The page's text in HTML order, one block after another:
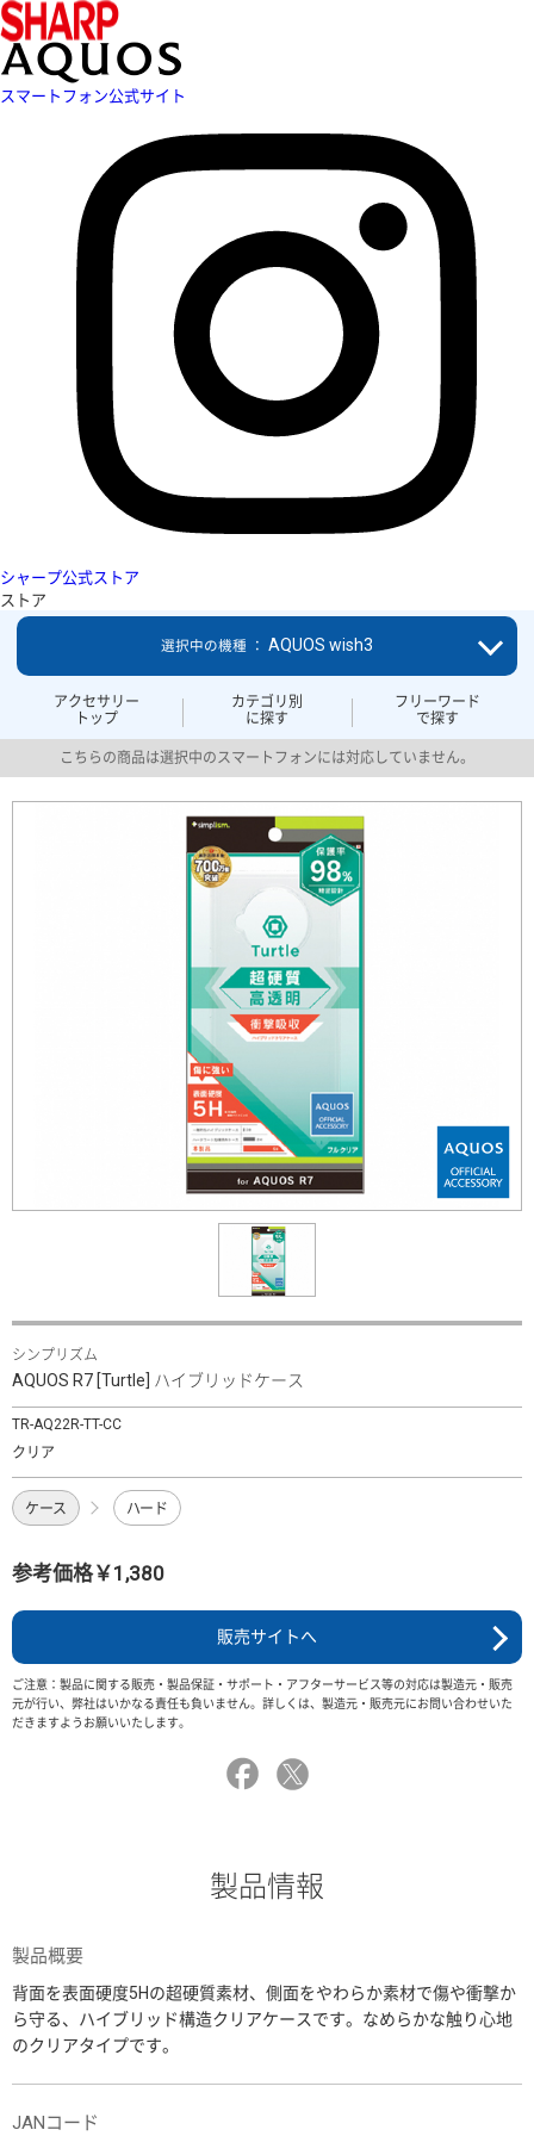
スマートフォン公式サイト
シャープ公式ストア
ストア
アクセサリー
トップ
カテゴリ別
に探す
フリーワード
で探す
選択中の機種 ： AQUOS wish3
こちらの商品は選択中のスマートフォンには対応していません。
シンプリズム
AQUOS R7 [Turtle] ハイブリッドケース
TR-AQ22R-TT-CC
クリア
ケース ハード
参考価格￥1,380
販売サイトへ
ご注意：製品に関する販売・製品保証・サポート・アフターサービス等の対応は製造元・販売
元が行い、弊社はいかなる責任も負いません。詳しくは、製造元・販売元にお問い合わせいた
だきますようお願いいたします。
製品情報
製品概要
背面を表面硬度5Hの超硬質素材、側面をやわらか素材で傷や衝撃か
ら守る、ハイブリッド構造クリアケースです。なめらかな触り心地
のクリアタイプです。
JANコード